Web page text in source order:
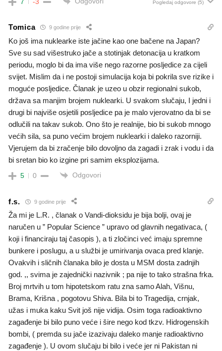
Pogledaj odgovore (5)
Tomica 9 godine prije
Ko još ima nuklearke iste jačine kao one bačene na Japan?
Sve su sad višestruko jače a stotinjak detonacija u kratkom
periodu, moglo bi da ima više nego razorne posljedice za cijeli
svijet. Mislim da i ne postoji simulacija koja bi pokrila sve rizike i
moguće posljedice. Članak je uzeo u obzir regionalni sukob,
država sa manjim brojem nuklearki. U svakom slučaju, I jedni i
drugi bi najviše osjetili posljedice pa je malo vjerovatno da bi se
odlučili na takav sukob. Ono što je realnije, bio bi sukob mnogo
većih sila, sa puno većim brojem nuklearki i daleko razorniji.
Vjerujem da bi zračenje bilo dovoljno da zagadi i zrak i vodu i da
bi sretan bio ko izgine pri samim eksplozijama.
5 0 Odgovori
f.s. 9 godine prije
Ža mi je L.R. , članak o Vandi-dioksidu je bija bolji, ovaj je
naručen u ” Popular Science ” upravo od glavnih negativaca, (
koji i financiraju taj časopis ), a ti zločinci već imaju spremne
bunkere i poslugu, a u službi je umirivanja ovaca pred klanje.
Ovakvih i sličnih članaka bilo je dosta u MSM dosta zadnjih
god. ,, svima je zajednički nazivnik ; pa nije to tako strašna frka.
Broj mrtvih u tom hipotetskom ratu zna samo Alah, Višnu,
Brama, Krišna , pogotovu Shiva. Bila bi to Tragedija, crnjak,
užas i muka kaku Svit još nije vidija. Osim toga radioaktivno
zagađenje bi bilo puno veće i šire nego kod tkzv. Hidrogenskih
bombi, ( premda su jače izazivaju daleko manje radioaktivno
zagađenje ). U ovom slučaju bi bilo i veće jer ni Pakistan ni